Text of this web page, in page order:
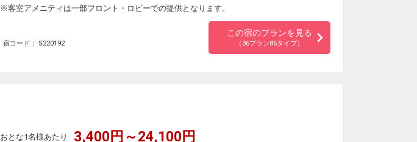
※客室アメニティは一部フロント・ロビーでの提供となります。
宿コード： S220192
この宿のプランを見る
（36プラン86タイプ）
おとな1名様あたり 3,400円～24,100円